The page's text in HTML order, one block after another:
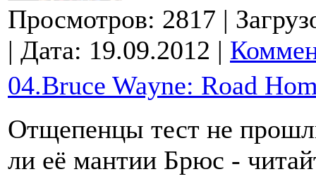
Просмотров: 2817 |
| Дата: 19.09.2012 |
04.Bruce Wayne: Road
Отщепенцы тест не
ли её мантии Брюс -